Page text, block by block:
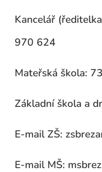
Kancelář
970 624
Mateřská škola:
Základní škola a
E-mail ZŠ:
E-mail MŠ: